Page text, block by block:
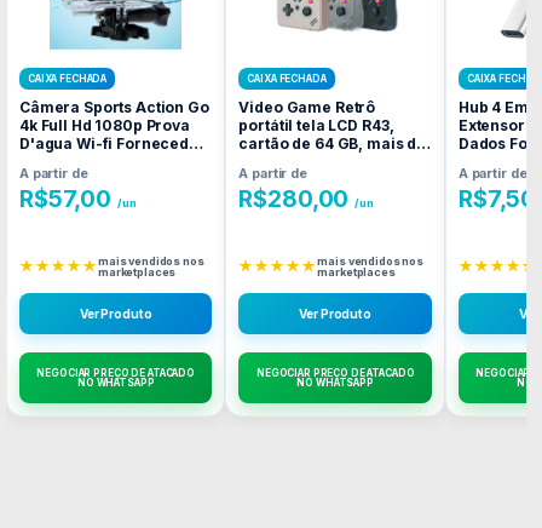
CAIXA FECHADA
Câmera Sports Action Go
4k Full Hd 1080p Prova
D'agua Wi-fi Fornecedor
A partir de
R$57,00 /un
★★★★★mais vendidos nos
marketplaces
Ver Produto
NEGOCIAR PREÇO DE ATACADO
NO WHATSAPP
CAIXA FECHADA
Video Game Retrô
portátil tela LCD R43,
cartão de 64 GB, mais de
Caixa Fechada
A partir de
R$280,00 /un
★★★★★mais vendidos nos
marketplaces
Ver Produto
NEGOCIAR PREÇO DE ATACADO
NO WHATSAPP
CAIXA
Hub 4 Em
Extensor
Dados
A partir de
R$7,50
★★★★★
NEGOCIAR
NO